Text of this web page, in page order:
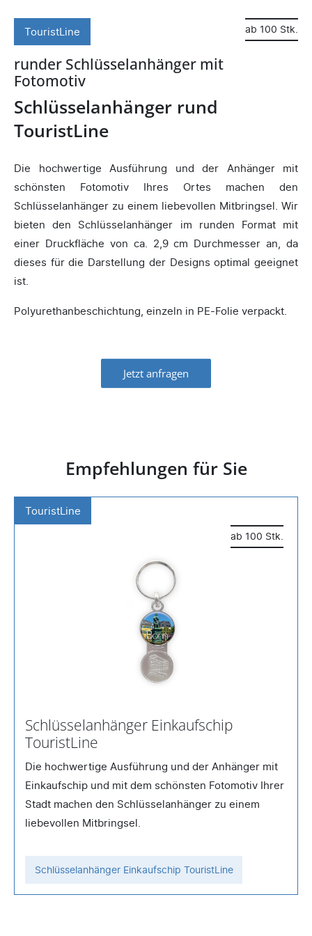
TouristLine ab 100 Stk.
Schlüsselanhänger rund
TouristLine
runder Schlüsselanhänger mit
Fotomotiv
Die hochwertige Ausführung und der Anhänger mit
schönsten Fotomotiv Ihres Ortes machen den
Schlüsselanhänger zu einem liebevollen Mitbringsel. Wir
bieten den Schlüsselanhänger im runden Format mit
einer Druckfläche von ca. 2,9 cm Durchmesser an, da
dieses für die Darstellung der Designs optimal geeignet
ist.
Polyurethanbeschichtung, einzeln in PE-Folie verpackt.
Jetzt anfragen
Empfehlungen für Sie
TouristLine
ab 100 Stk.
Schlüsselanhänger Einkaufschip
TouristLine
Die hochwertige Ausführung und der Anhänger mit
Einkaufschip und mit dem schönsten Fotomotiv Ihrer
Stadt machen den Schlüsselanhänger zu einem
liebevollen Mitbringsel.
Schlüsselanhänger Einkaufschip TouristLine